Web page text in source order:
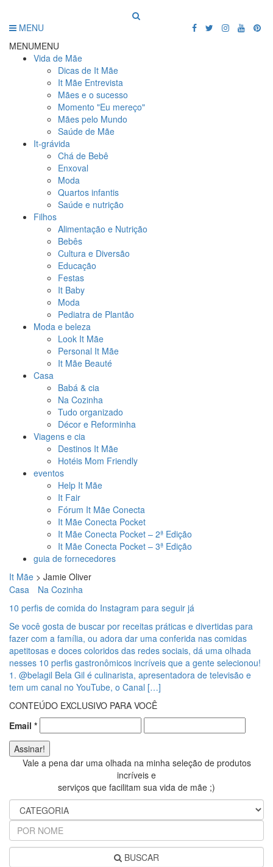
MENU
MENUMENU
Vida de Mãe
Dicas de It Mãe
It Mãe Entrevista
Mães e o sucesso
Momento "Eu mereço"
Mães pelo Mundo
Saúde de Mãe
It-grávida
Chá de Bebê
Enxoval
Moda
Quartos infantis
Saúde e nutrição
Filhos
Alimentação e Nutrição
Bebês
Cultura e Diversão
Educação
Festas
It Baby
Moda
Pediatra de Plantão
Moda e beleza
Look It Mãe
Personal It Mãe
It Mãe Beauté
Casa
Babá & cia
Na Cozinha
Tudo organizado
Décor e Reforminha
Viagens e cia
Destinos It Mãe
Hotéis Mom Friendly
eventos
Help It Mãe
It Fair
Fórum It Mãe Conecta
It Mãe Conecta Pocket
It Mãe Conecta Pocket – 2ª Edição
It Mãe Conecta Pocket – 3ª Edição
guia de fornecedores
It Mãe > Jamie Oliver
Casa
Na Cozinha
10 perfis de comida do Instagram para seguir já
Se você gosta de buscar por receitas práticas e divertidas para
fazer com a família, ou adora dar uma conferida nas comidas
apetitosas e doces coloridos das redes sociais, dá uma olhada
nesses 10 perfis gastronômicos incríveis que a gente selecionou!
1. @belagil Bela Gil é culinarista, apresentadora de televisão e
tem um canal no YouTube, o Canal […]
CONTEÚDO EXCLUSIVO PARA VOCÊ
Email *
Vale a pena dar uma olhada na minha seleção de produtos
incríveis e
serviços que facilitam sua vida de mãe ;)
BUSCAR